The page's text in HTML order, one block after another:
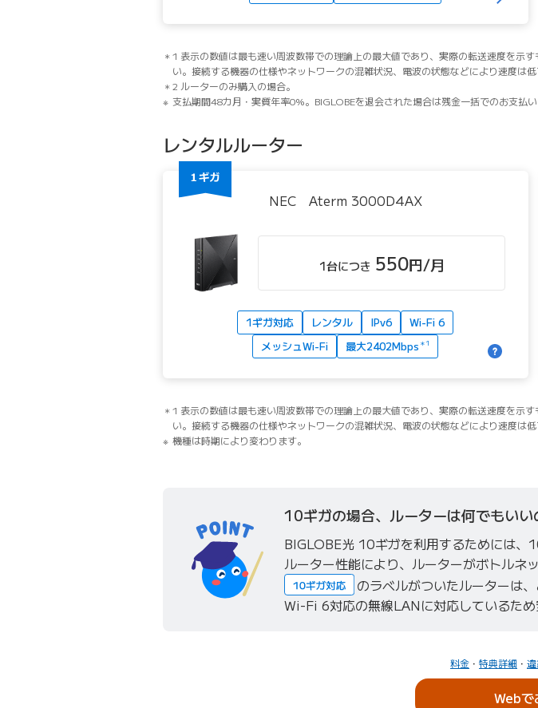
1 表示の数値は最も速い周波数帯での理論上の最大値であり、実際の転送速度を示
い。接続する機器の仕様やネットワークの混雑状況、電波の状態などにより速度は低
2 ルーターのみ購入の場合。
支払期間48カ月・実質年率0%。BIGLOBEを退会された場合は残金一括でのお支払い
レンタルルーター
NEC Aterm 3000D4AX
1台につき 550円/月
1ギガ対応 レンタル IPv6
Wi-Fi 6
メッシュWi-Fi
最大2402Mbps ＊1
1 表示の数値は最も速い周波数帯での理論上の最大値であり、実際の転送速度を示
い。接続する機器の仕様やネットワークの混雑状況、電波の状態などにより速度は低
機種は時期により変わります。
10ギガの場合、ルーターは何でもいい
BIGLOBE光 10ギガを利用するためには、
ルーター性能により、ルーターがボトルネ
のラベルがついたルーターは
Wi-Fi 6対応の無線LANに対応しているため
料金 ・ 特典詳細 ・
Webで